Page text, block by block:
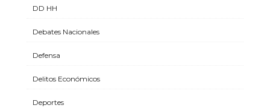
DD HH
Debates Nacionales
Defensa
Delitos Económicos
Deportes